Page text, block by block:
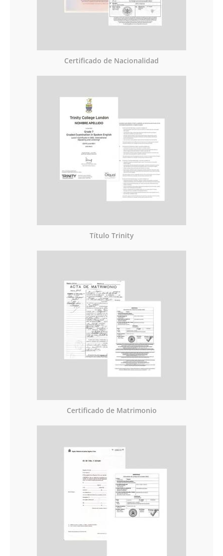
Certificado de Nacionalidad
Título Trinity
Certificado de Matrimonio